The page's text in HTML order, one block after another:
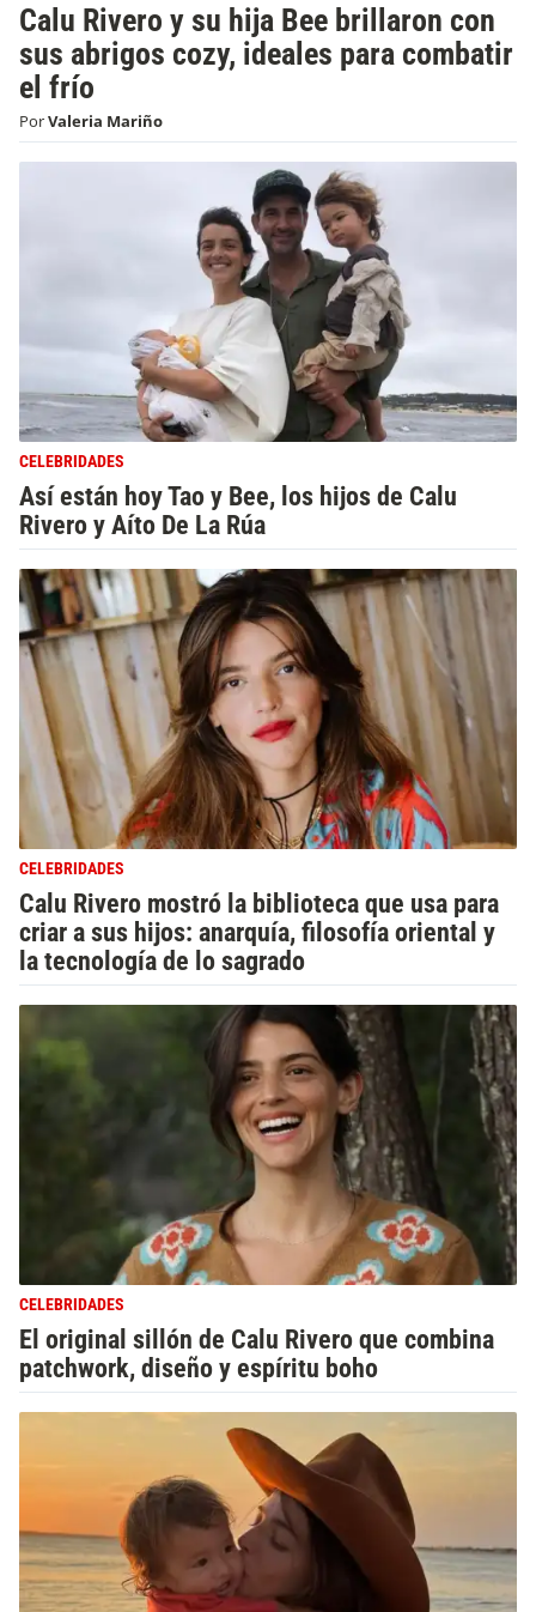
Calu Rivero y su hija Bee brillaron con
sus abrigos cozy, ideales para combatir
el frío
PorValeria Mariño
CELEBRIDADES
Así están hoy Tao y Bee, los hijos de Calu
Rivero y Aíto De La Rúa
CELEBRIDADES
Calu Rivero mostró la biblioteca que usa para
criar a sus hijos: anarquía, filosofía oriental y
la tecnología de lo sagrado
CELEBRIDADES
El original sillón de Calu Rivero que combina
patchwork, diseño y espíritu boho